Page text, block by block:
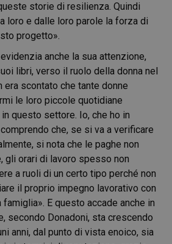
storie di resilienza. Quindi
loro e dalle loro parole la forza di
progetto».
anche la sua attenzione,
libri, verso il ruolo della donna nel
era scontato che tante donne
le loro piccole quotidiane
questo settore. Io, che ho in
che, se si va a verificare
si nota che le paghe non
gli orari di lavoro spesso non
a ruoli di un certo tipo perché non
il proprio impegno lavorativo con
E questo accade anche in
secondo Donadoni, sta crescendo
anni, dal punto di vista enoico, sia